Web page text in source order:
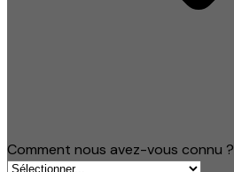
Comment nous avez-vous connu ?